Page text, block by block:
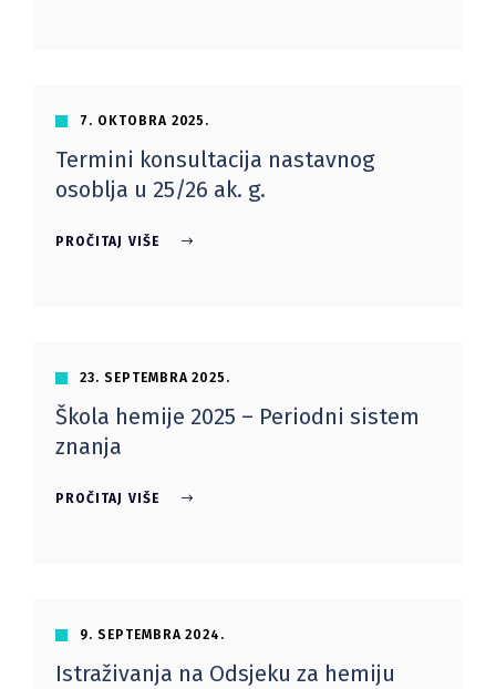
7. OKTOBRA 2025.
Termini konsultacija nastavnog
osoblja u 25/26 ak. g.
PROČITAJ VIŠE
23. SEPTEMBRA 2025.
Škola hemije 2025 – Periodni sistem
znanja
PROČITAJ VIŠE
9. SEPTEMBRA 2024.
Istraživanja na Odsjeku za hemiju